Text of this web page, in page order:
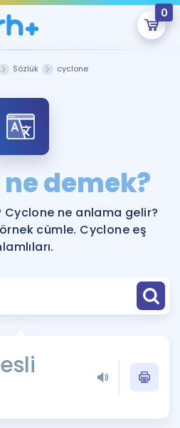
0
DEĞİLİM
Şu An Boş.
hazırlayacak onlarca eğitim seni
bekliyor!
Sözlük cyclone
ne demek?
Cyclone ne anlama gelir?
cümle. Cyclone eş